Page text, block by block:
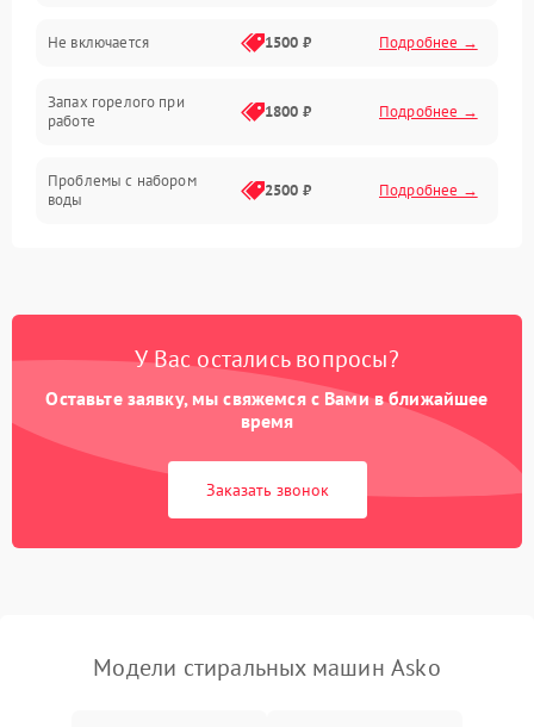
Не включается 1500 ₽ Подробнее →
Запах горелого при
работе
1800 ₽ Подробнее →
Проблемы с набором
воды
2500 ₽ Подробнее →
Замена платы управления 2200 ₽ Подробнее →
У Вас остались вопросы?
Оставьте заявку, мы свяжемся с Вами в ближайшее
время
Заказать звонок
Модели стиральных машин Asko